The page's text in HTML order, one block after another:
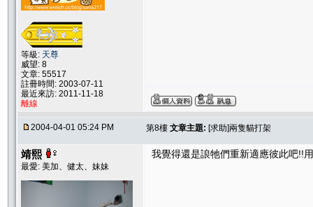
等級: 天尊
威望: 8
文章: 55517
註冊時間: 2003-07-11
最近來訪: 2011-11-18
離線
2004-04-01 05:24 PM 第8樓 文章主題: [求助]兩隻貓打架
靖熙
最愛: 美加、健太、妹妹
我覺得還是誏牠們重新適應彼此吧!!